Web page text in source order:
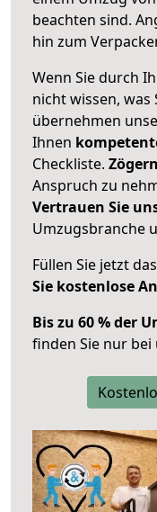
beachten sind.
hin zum
Wenn Sie durch
nicht wissen, was
übernehmen
Ihnen
Checkliste.
Anspruch zu
Vertrauen Sie
Umzugsbranche
Füllen Sie jetzt
Sie kostenlose
Bis zu 60 % der
finden Sie nur bei